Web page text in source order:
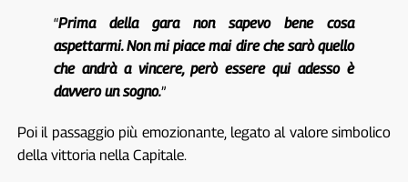
“Prima della gara non sapevo bene cosa
aspettarmi. Non mi piace mai dire che sarò quello
che andrà a vincere, però essere qui adesso è
davvero un sogno.”
Poi il passaggio più emozionante, legato al valore simbolico
della vittoria nella Capitale.